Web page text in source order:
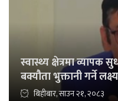
स्वास्थ्य क्षेत्रमा व्यापक
बक्यौता भुक्तानी गर्ने लक्ष्य
बिहीबार, साउन २१, २०८३